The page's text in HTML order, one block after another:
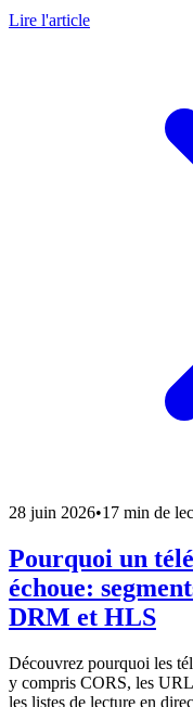
Lire l'article
28 juin 2026•17 min de
Pourquoi un
échoue:
DRM et HLS
Découvrez pourquoi les
y compris CORS, les
les listes de lecture en